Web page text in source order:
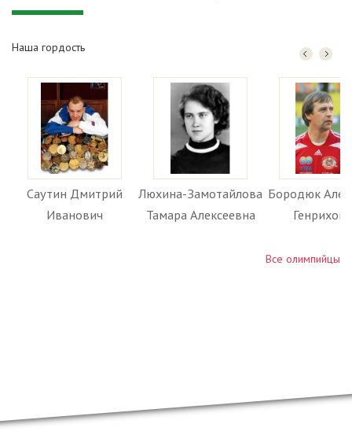
Наша гордость
Саутин Дмитрий
Иванович
Люхина-Замотайлова
Тамара Алексеевна
Бородюк
Все олимпийцы